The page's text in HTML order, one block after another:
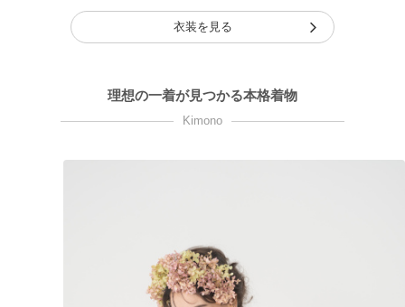
衣装を見る
理想の一着が見つかる本格着物
Kimono